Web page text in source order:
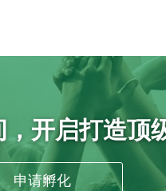
开启打造顶
申请孵化